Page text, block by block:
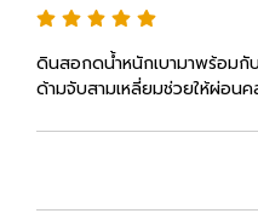
ดินสอกดน้ำหนักเบามาพร้อม
ด้ามจับสามเหลี่ยมช่วยให้ผ่อน